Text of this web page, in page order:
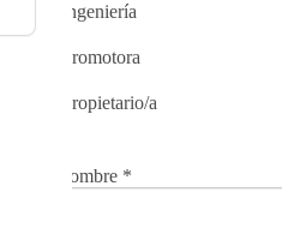
Ingeniería
Promotora
Propietario/a
Nombre *